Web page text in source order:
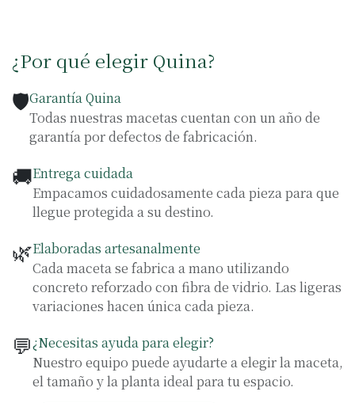
¿Por qué elegir Quina?
🛡️Garantía Quina
Todas nuestras macetas cuentan con un año de
garantía por defectos de fabricación.
🚚Entrega cuidada
Empacamos cuidadosamente cada pieza para que
llegue protegida a su destino.
🌿Elaboradas artesanalmente
Cada maceta se fabrica a mano utilizando
concreto reforzado con fibra de vidrio. Las ligeras
variaciones hacen única cada pieza.
💬¿Necesitas ayuda para elegir?
Nuestro equipo puede ayudarte a elegir la maceta,
el tamaño y la planta ideal para tu espacio.